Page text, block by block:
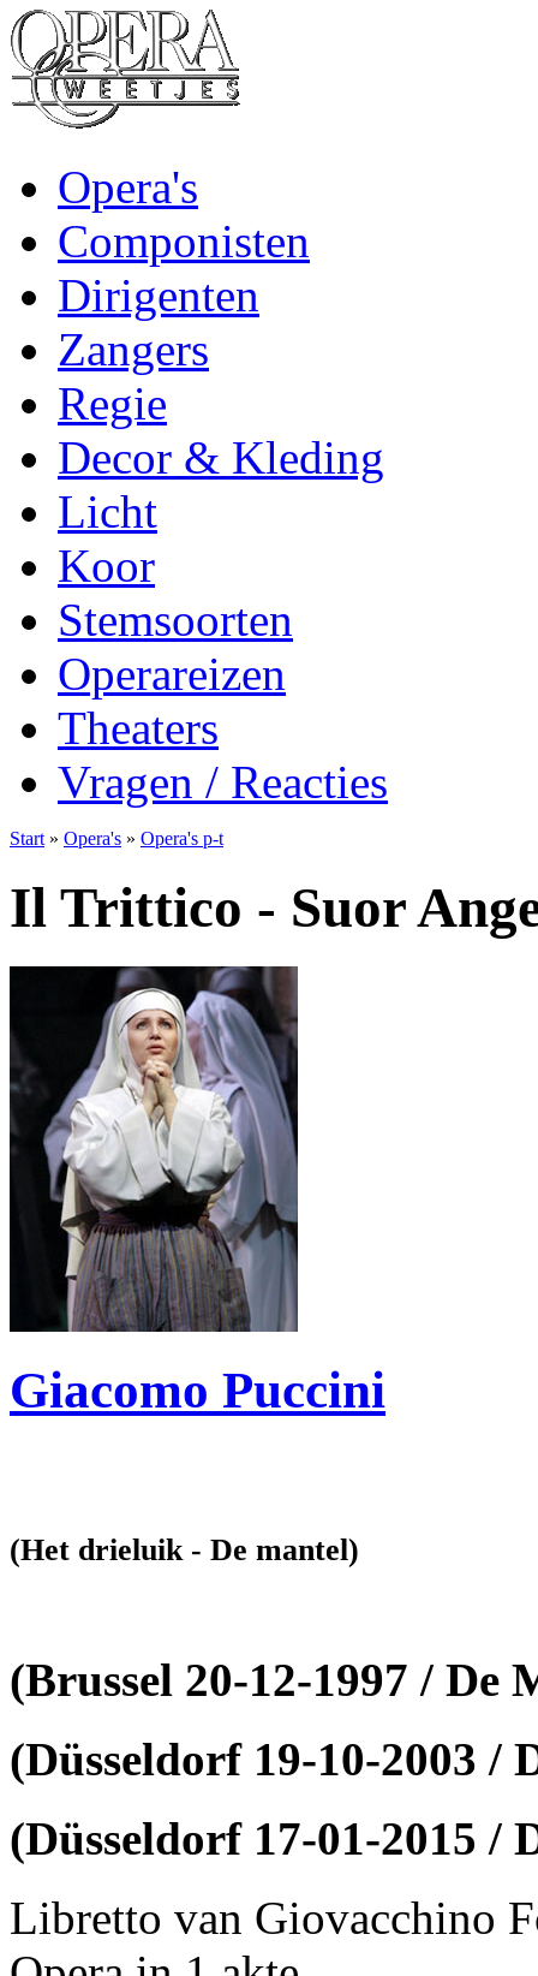
Opera's
Componisten
Dirigenten
Zangers
Regie
Decor & Kleding
Licht
Koor
Stemsoorten
Operareizen
Theaters
Vragen / Reacties
Start » Opera's » Opera's p-t
Il Trittico - Suor
Giacomo Puccini
(Het drieluik - De mantel)
(Brussel 20-12-1997 /
(Düsseldorf 19-10-2003 /
(Düsseldorf 17-01-2015 /
Libretto van Giovacchino